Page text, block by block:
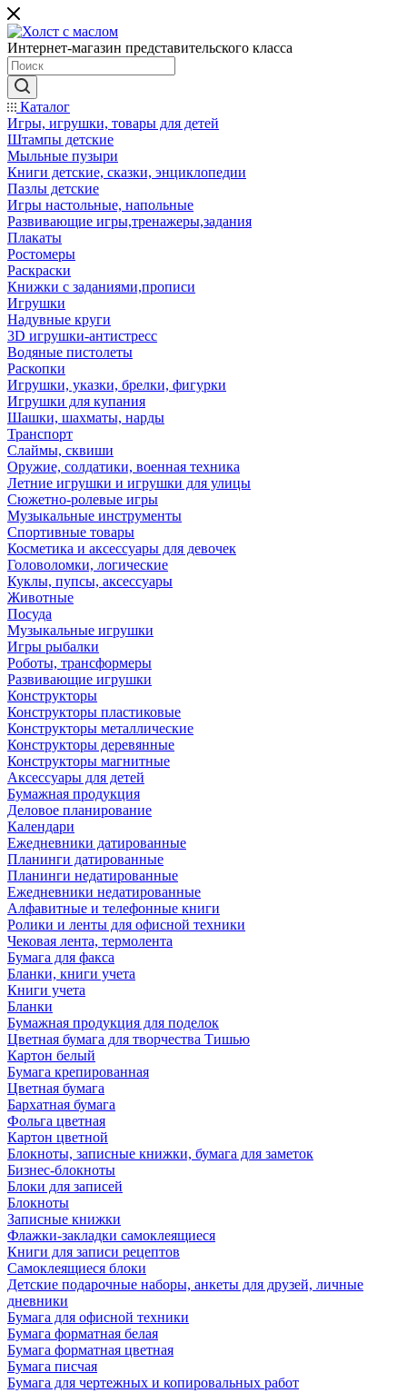
Интернет-магазин представительского класса
Каталог
Игры, игрушки, товары для детей
Штампы детские
Мыльные пузыри
Книги детские, сказки, энциклопедии
Пазлы детские
Игры настольные, напольные
Развивающие игры,тренажеры,задания
Плакаты
Ростомеры
Раскраски
Книжки с заданиями,прописи
Игрушки
Надувные круги
3D игрушки-антистресс
Водяные пистолеты
Раскопки
Игрушки, указки, брелки, фигурки
Игрушки для купания
Шашки, шахматы, нарды
Транспорт
Слаймы, сквиши
Оружие, солдатики, военная техника
Летние игрушки и игрушки для улицы
Сюжетно-ролевые игры
Музыкальные инструменты
Спортивные товары
Косметика и аксессуары для девочек
Головоломки, логические
Куклы, пупсы, аксессуары
Животные
Посуда
Музыкальные игрушки
Игры рыбалки
Роботы, трансформеры
Развивающие игрушки
Конструкторы
Конструкторы пластиковые
Конструкторы металлические
Конструкторы деревянные
Конструкторы магнитные
Аксессуары для детей
Бумажная продукция
Деловое планирование
Календари
Ежедневники датированные
Планинги датированные
Планинги недатированные
Ежедневники недатированные
Алфавитные и телефонные книги
Ролики и ленты для офисной техники
Чековая лента, термолента
Бумага для факса
Бланки, книги учета
Книги учета
Бланки
Бумажная продукция для поделок
Цветная бумага для творчества Тишью
Картон белый
Бумага крепированная
Цветная бумага
Бархатная бумага
Фольга цветная
Картон цветной
Блокноты, записные книжки, бумага для заметок
Бизнес-блокноты
Блоки для записей
Блокноты
Записные книжки
Флажки-закладки самоклеящиеся
Книги для записи рецептов
Самоклеящиеся блоки
Детские подарочные наборы, анкеты для друзей, личные
дневники
Бумага для офисной техники
Бумага форматная белая
Бумага форматная цветная
Бумага писчая
Бумага для чертежных и копировальных работ